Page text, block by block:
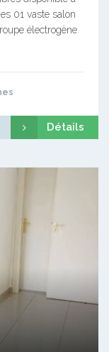
01 vaste salon
électrogène
Détails